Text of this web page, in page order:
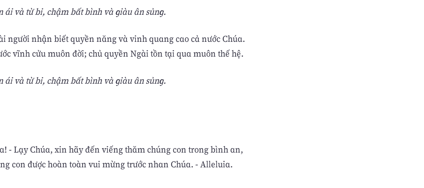
ái và từ bi, chậm bất bình và giàu ân sủng.
người nhận biết quyền năng và vinh quang cao cả nước Chúa.
vĩnh cửu muôn đời; chủ quyền Ngài tồn tại qua muôn thế hệ.
ái và từ bi, chậm bất bình và giàu ân sủng.
- Lạy Chúa, xin hãy đến viếng thăm chúng con trong bình an,
con được hoàn toàn vui mừng trước nhan Chúa. - Alleluia.